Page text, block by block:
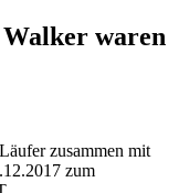
waren
zusammen mit
zum